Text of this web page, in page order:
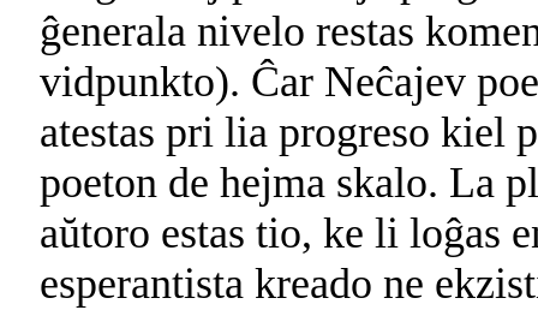
ĝenerala nivelo restas
vidpunkto). Ĉar Neĉajev
atestas pri lia progreso kiel
poeton de hejma skalo. La
aŭtoro estas tio, ke li loĝas
esperantista kreado ne